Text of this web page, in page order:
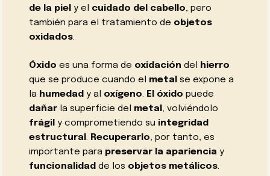
de la piel y el cuidado del cabello, pero
también para el tratamiento de objetos
oxidados.
Óxido es una forma de oxidación del hierro
que se produce cuando el metal se expone a
la humedad y al oxígeno. El óxido puede
dañar la superficie del metal, volviéndolo
frágil y comprometiendo su integridad
estructural. Recuperarlo, por tanto, es
importante para preservar la apariencia y
funcionalidad de los objetos metálicos.